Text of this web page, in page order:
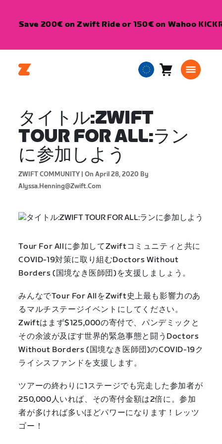
Save 200€ on Zwift Ride or 150€ on Wahoo
EuropeanCart0
タイトル:ZWIFT
TOUR FOR ALL:ラン
に参加しよう
ZWIFT COMMUNITY | On April 28, 2020 By
Alyssa.henning@zwift.com
Tour For Allに参加してZwiftコミュニティと共に
COVID-19対策に取り組むDoctors Without
Borders (国境なき医師団)を支援しましょう。
みんなでTour For AllをZwift史上最も影響力のあ
るマルチステージイベントにしてください。
Zwiftはまず$125,000の寄付で、パンデミックと
その余波が及ぼす世界的緊急事態と闘うDoctors
Without Borders (国境なき医師団)のCOVID-19ク
ライシスファンドを支援します。
ツアーの終わりに1ステージでも完走した参加者が
250,000人いれば、その寄付金額は2倍に。参加
者が多ければ多いほどパワーになります！レッツ
ゴー！